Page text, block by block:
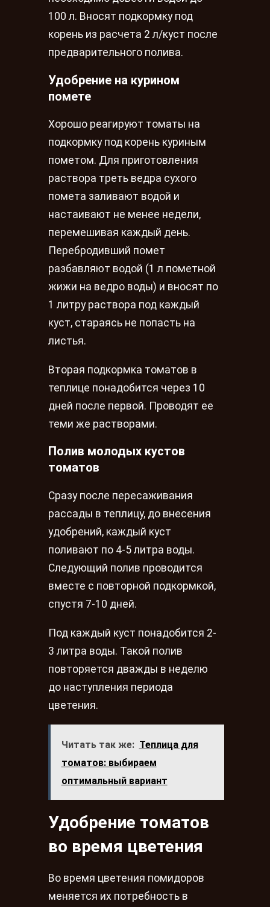
100 л. Вносят подкормку под
корень из расчета 2 л/куст после
предварительного полива.
Удобрение на курином
помете
Хорошо реагируют томаты на
подкормку под корень куриным
пометом. Для приготовления
раствора треть ведра сухого
помета заливают водой и
настаивают не менее недели,
перемешивая каждый день.
Перебродивший помет
разбавляют водой (1 л пометной
жижи на ведро воды) и вносят по
1 литру раствора под каждый
куст, стараясь не попасть на
листья.
Вторая подкормка томатов в
теплице понадобится через 10
дней после первой. Проводят ее
теми же растворами.
Полив молодых кустов
томатов
Сразу после пересаживания
рассады в теплицу, до внесения
удобрений, каждый куст
поливают по 4-5 литра воды.
Следующий полив проводится
вместе с повторной подкормкой,
спустя 7-10 дней.
Под каждый куст понадобится 2-
3 литра воды. Такой полив
повторяется дважды в неделю
до наступления периода
цветения.
Читать так же: Теплица для
томатов: выбираем
оптимальный вариант
Удобрение томатов
во время цветения
Во время цветения помидоров
меняется их потребность в